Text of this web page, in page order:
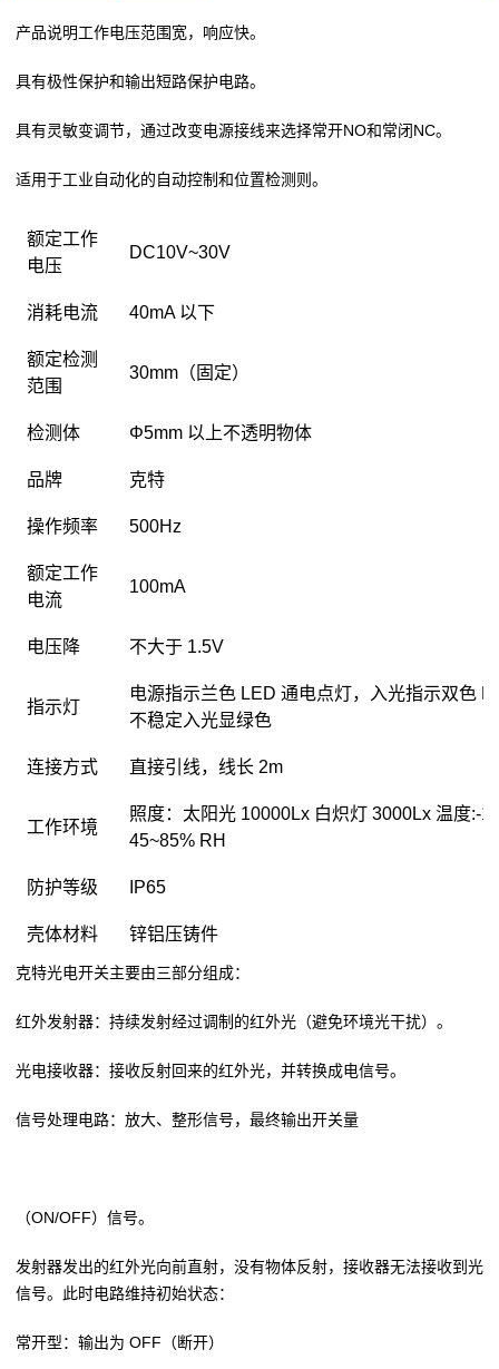
产品说明工作电压范围宽，响应快。
具有极性保护和输出短路保护电路。
具有灵敏变调节，通过改变电源接线来选择常开NO和常闭NC。
适用于工业自动化的自动控制和位置检测则。
额定工作
电压
DC10V~30V
消耗电流 40mA 以下
额定检测
范围
30mm（固定）
检测体 Φ5mm 以上不透明物体
品牌 克特
操作频率 500Hz
额定工作
电流
100mA
电压降 不大于 1.5V
指示灯
电源指示兰色 LED 通电点灯，入光指示双色
不稳定入光显绿色
连接方式 直接引线，线长 2m
工作环境
照度：太阳光 10000Lx 白炽灯 3000Lx 温度:-
45~85% RH
防护等级 IP65
壳体材料 锌铝压铸件
克特光电开关主要由三部分组成：
红外发射器：持续发射经过调制的红外光（避免环境光干扰）。
光电接收器：接收反射回来的红外光，并转换成电信号。
信号处理电路：放大、整形信号，最终输出开关量
（ON/OFF）信号。
发射器发出的红外光向前直射，没有物体反射，接收器无法接收到光
信号。此时电路维持初始状态：
常开型：输出为 OFF（断开）